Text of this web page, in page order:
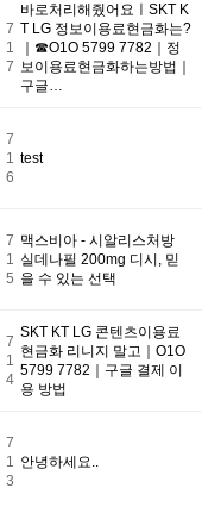
7
1
7
바로처리해줬어요ㅣSKT K
T LG 정보이용료현금화는?
｜☎O1O 5799 7782｜정
보이용료현금화하는방법｜
구글…
7
1
6
test
7
1
5
맥스비아 - 시알리스처방
실데나필 200mg 디시, 믿
을 수 있는 선택
7
1
4
SKT KT LG 콘텐츠이용료
현금화 리니지 말고｜O1O
5799 7782｜구글 결제 이
용 방법
7
1
3
안녕하세요..